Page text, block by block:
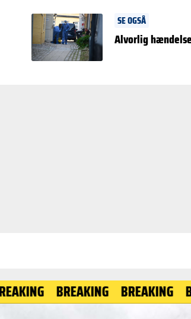
SE OGSÅ
Alvorlig
BREAKING BREAKING BREAKING